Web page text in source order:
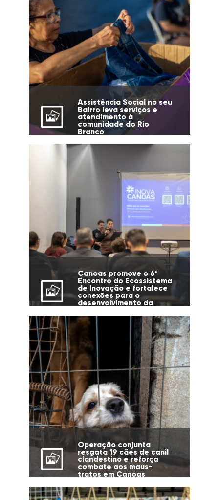
Assistência Social no seu
Bairro leva serviços e
atendimento à
comunidade do Rio
Branco
Canoas promove o 6º
Encontro do Ecossistema
de Inovação e fortalece
conexões para o
desenvolvimento da
Operação conjunta
resgata 19 cães de canil
clandestino e reforça
combate aos maus-
tratos em Canoas